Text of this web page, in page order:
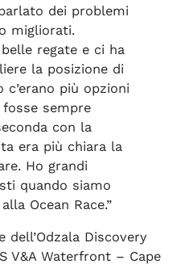
dei problemi
migliorati.
regate e ci ha
la posizione di
c’erano più opzioni
sempre
con la
era più chiara la
Ho grandi
quando siamo
Ocean Race.”
Discovery
V&A Waterfront – Cape